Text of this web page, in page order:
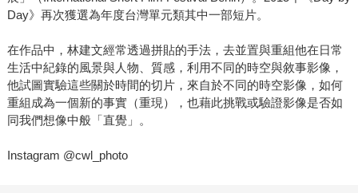
Day》再次獲選為年度台灣單元類其中一部短片。
在作品中，林建文經常透過拼貼的手法，去並置與重組他在日常
生活中紀錄的風景與人物、質感，利用不同的時空與敘事影像，
他試圖實驗這些關於時間的切片，來自於不同的時空影像，如何
重組成為一個新的事實（重現），也藉此挑戰或驗證影像是否如
同我們想像中般「直覺」。
Instagram @cwl_photo